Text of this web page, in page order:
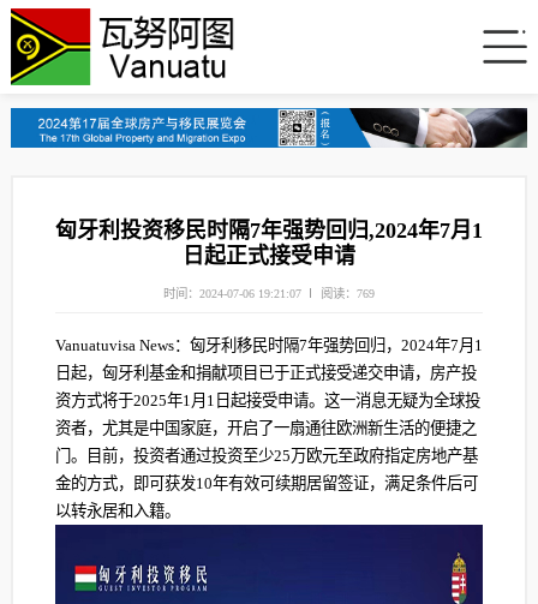
匈牙利投资移民时隔7年强势回归,2024年7月1
日起正式接受申请
时间：2024-07-06 19:21:07 阅读：769
Vanuatuvisa News：匈牙利移民时隔7年强势回归，2024年7月1
日起，匈牙利基金和捐献项目已于正式接受递交申请，房产投
资方式将于2025年1月1日起接受申请。这一消息无疑为全球投
资者，尤其是中国家庭，开启了一扇通往欧洲新生活的便捷之
门。目前，投资者通过投资至少25万欧元至政府指定房地产基
金的方式，即可获发10年有效可续期居留签证，满足条件后可
以转永居和入籍。